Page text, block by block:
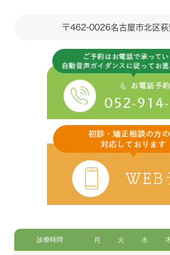
〒462-0026名古屋市北区
診療時間 月 火 水